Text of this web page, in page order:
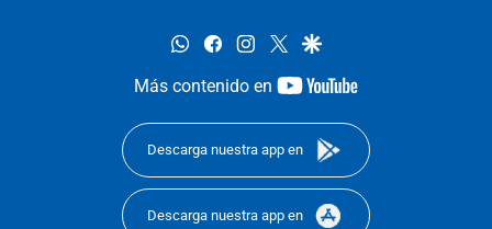
whatsappfacebookinstagram
twittergoogle
Más contenido en
youtube-
Descarga nuestra app en
Descarga nuestra app en